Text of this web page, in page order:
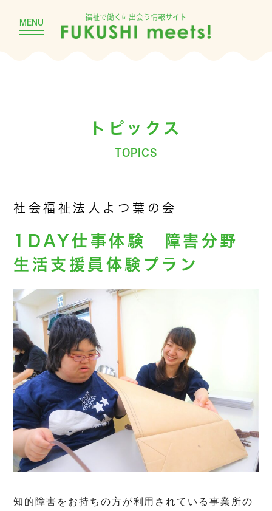
MENU
福祉で働くに出会う情報サイト
トピックス
TOPICS
社会福祉法人よつ葉の会
1DAY仕事体験 障害分野
生活支援員体験プラン
知的障害をお持ちの方が利用されている事業所の